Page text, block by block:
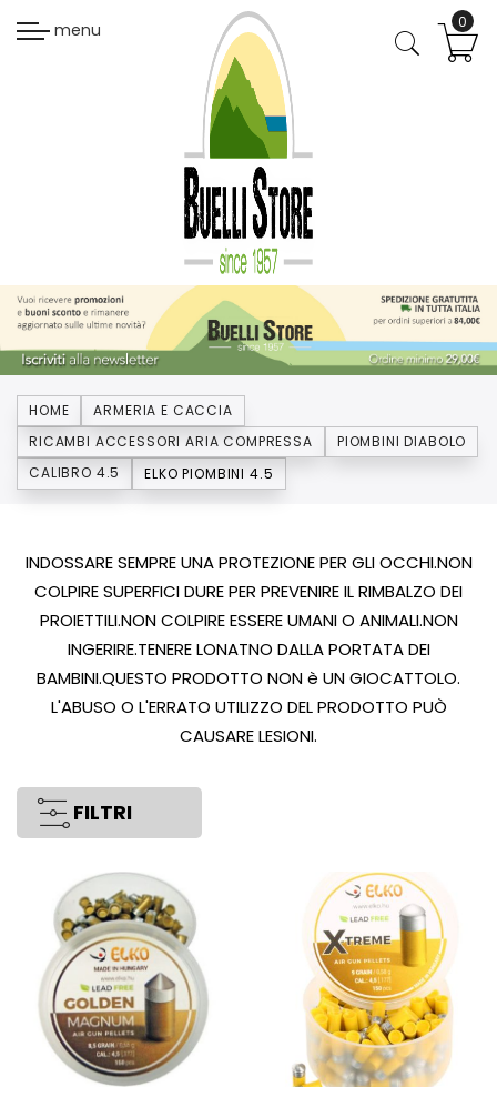
menu
HOME
ARMERIA E CACCIA
RICAMBI ACCESSORI ARIA COMPRESSA
PIOMBINI DIABOLO
CALIBRO 4.5
ELKO PIOMBINI 4.5
INDOSSARE SEMPRE UNA PROTEZIONE PER GLI OCCHI.NON
COLPIRE SUPERFICI DURE PER PREVENIRE IL RIMBALZO DEI
PROIETTILI.NON COLPIRE ESSERE UMANI O ANIMALI.NON
INGERIRE.TENERE LONATNO DALLA PORTATA DEI
BAMBINI.QUESTO PRODOTTO NON è UN GIOCATTOLO.
L'ABUSO O L'ERRATO UTILIZZO DEL PRODOTTO PUÒ
CAUSARE LESIONI.
FILTRI